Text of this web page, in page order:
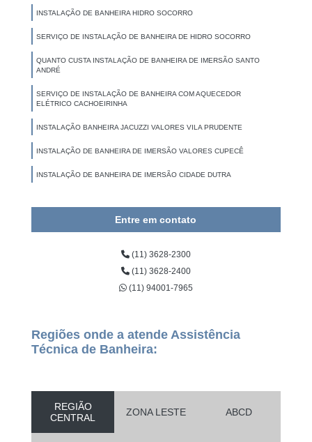
INSTALAÇÃO DE BANHEIRA HIDRO SOCORRO
SERVIÇO DE INSTALAÇÃO DE BANHEIRA DE HIDRO SOCORRO
QUANTO CUSTA INSTALAÇÃO DE BANHEIRA DE IMERSÃO SANTO
ANDRÉ
SERVIÇO DE INSTALAÇÃO DE BANHEIRA COM AQUECEDOR
ELÉTRICO CACHOEIRINHA
INSTALAÇÃO BANHEIRA JACUZZI VALORES VILA PRUDENTE
INSTALAÇÃO DE BANHEIRA DE IMERSÃO VALORES CUPECÊ
INSTALAÇÃO DE BANHEIRA DE IMERSÃO CIDADE DUTRA
Entre em contato
(11) 3628-2300
(11) 3628-2400
(11) 94001-7965
Regiões onde a atende Assistência
Técnica de Banheira:
REGIÃO
CENTRAL
ZONA LESTE ABCD